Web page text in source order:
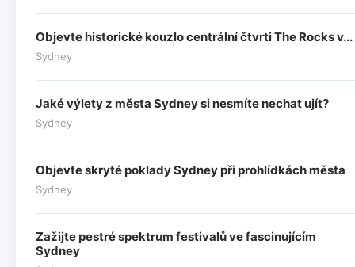
Objevte historické kouzlo centrální čtvrti The Rocks v...
Sydney
Jaké výlety z města Sydney si nesmíte nechat ujít?
Sydney
Objevte skryté poklady Sydney při prohlídkách města
Sydney
Zažijte pestré spektrum festivalů ve fascinujícím
Sydney